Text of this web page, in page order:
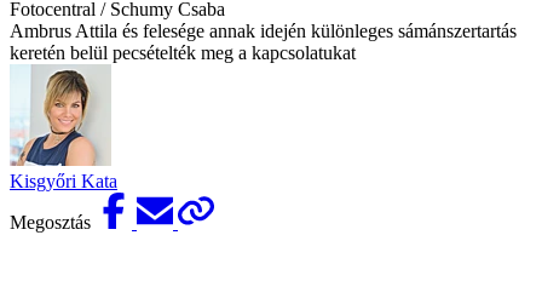
Fotocentral / Schumy Csaba
Ambrus Attila és felesége annak idején különleges sámánszertartás
keretén belül pecsételték meg a kapcsolatukat
Kisgyőri Kata
Megosztás